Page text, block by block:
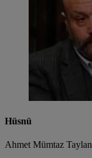
Hüsnü
Ahmet Mümtaz Taylan